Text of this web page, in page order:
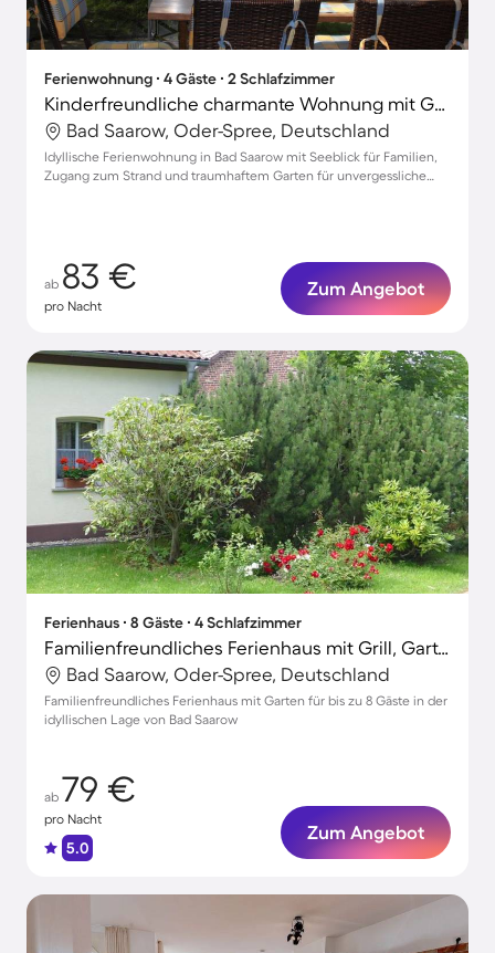
Ferienwohnung ∙ 4 Gäste ∙ 2 Schlafzimmer
Kinderfreundliche charmante Wohnung mit Grill und Garten | Naturblick
Bad Saarow, Oder-Spree, Deutschland
Idyllische Ferienwohnung in Bad Saarow mit Seeblick für Familien,
Zugang zum Strand und traumhaftem Garten für unvergessliche
ab 83 €
pro Nacht
Zum Angebot
Ferienhaus ∙ 8 Gäste ∙ 4 Schlafzimmer
Familienfreundliches Ferienhaus mit Grill, Garten und Terrasse
Bad Saarow, Oder-Spree, Deutschland
Familienfreundliches Ferienhaus mit Garten für bis zu 8 Gäste in der
idyllischen Lage von Bad Saarow
ab 79 €
pro Nacht
5.0
Zum Angebot